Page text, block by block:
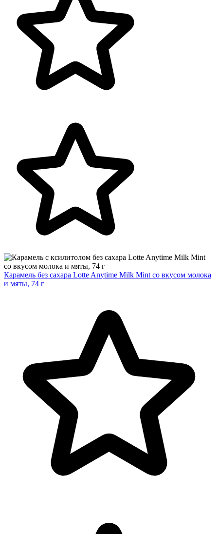
Карамель без сахара Lotte Anytime Milk Mint со вкусом молока
и мяты, 74 г